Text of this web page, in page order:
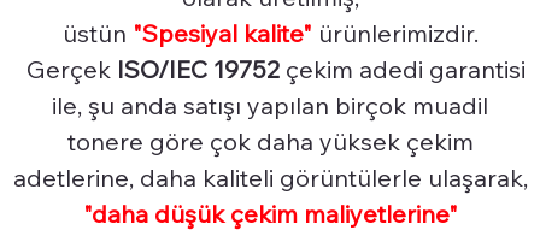
üstün "Spesiyal kalite" ürünlerimizdir.
Gerçek ISO/IEC 19752 çekim adedi garantisi
ile, şu anda satışı yapılan birçok muadil
tonere göre çok daha yüksek çekim
adetlerine, daha kaliteli görüntülerle ulaşarak,
"daha düşük çekim maliyetlerine"